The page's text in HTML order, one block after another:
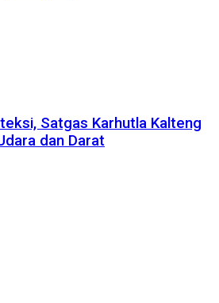
Satgas Karhutla Kalteng
dan Darat